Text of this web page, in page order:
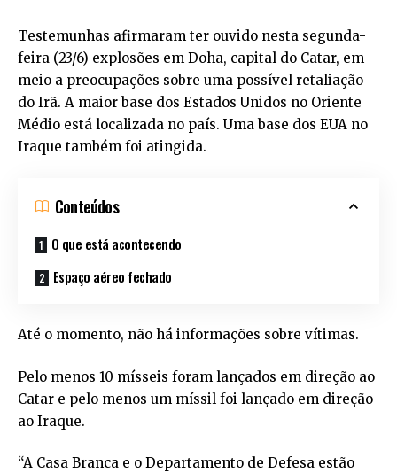
Testemunhas afirmaram ter ouvido nesta segunda-
feira (23/6) explosões em Doha, capital do Catar, em
meio a preocupações sobre uma possível retaliação
do Irã. A maior base dos Estados Unidos no Oriente
Médio está localizada no país. Uma base dos EUA no
Iraque também foi atingida.
Conteúdos
O que está acontecendo
Espaço aéreo fechado
Até o momento, não há informações sobre vítimas.
Pelo menos 10 mísseis foram lançados em direção ao
Catar e pelo menos um míssil foi lançado em direção
ao Iraque.
“A Casa Branca e o Departamento de Defesa estão